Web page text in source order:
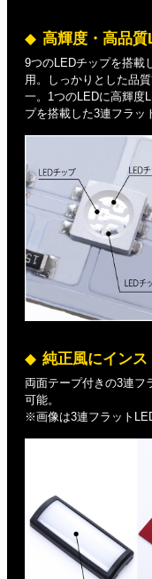
高輝度・高品質
9つのLEDチップを搭載
用。しっかりとした品
一。1つのLEDに高輝度
プを搭載した3連フラッ
純正風にインス
両面テープ付きの3連フ
可能。
※画像は3連フラット